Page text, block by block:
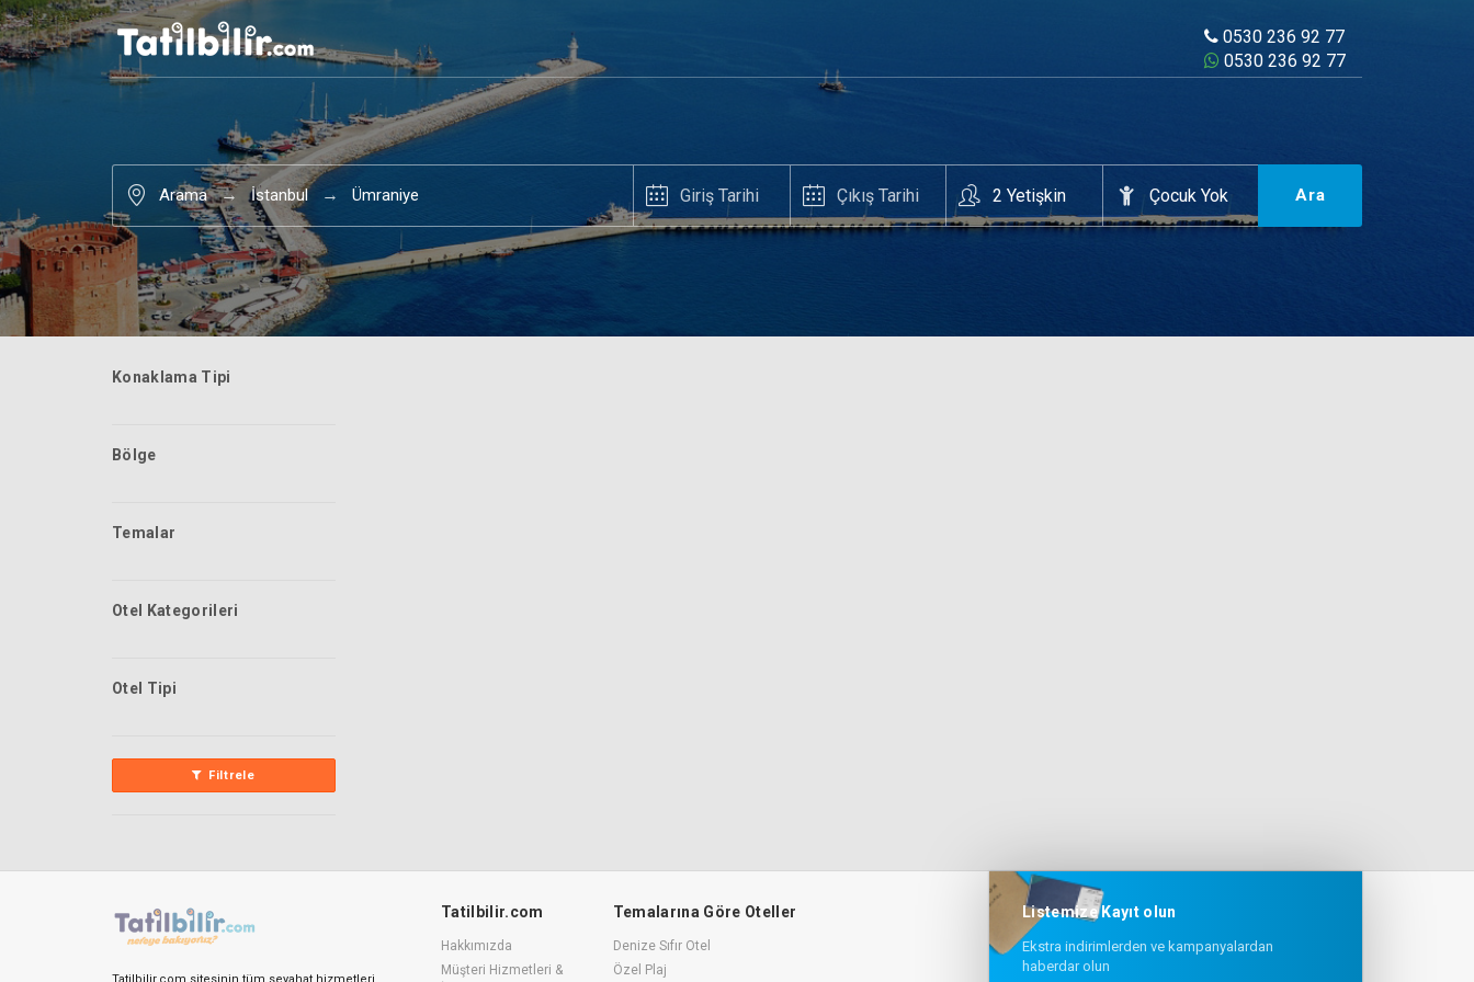
0530 236 92 77
0530 236 92 77
Arama İstanbul Ümraniye Ara
Konaklama Tipi
Bölge
Temalar
Otel Kategorileri
Otel Tipi
Filtrele
Tatilbilir.com
Hakkımızda
Müşteri Hizmetleri &
Temalarına Göre Oteller
Denize Sıfır Otel
Özel Plaj
Listemize Kayıt olun
Ekstra indirimlerden ve kampanyalardan
haberdar olun